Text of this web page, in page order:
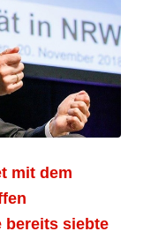
mit dem
bereits siebte